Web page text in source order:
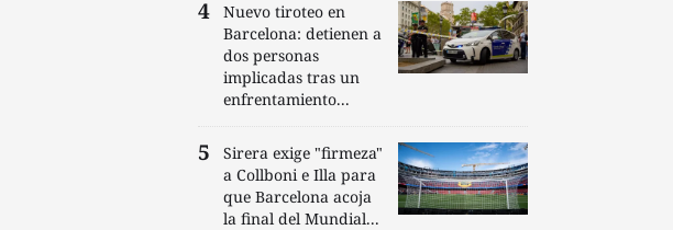
Nuevo tiroteo en
Barcelona: detienen a
dos personas
implicadas tras un
enfrentamiento...
Sirera exige "firmeza"
a Collboni e Illa para
que Barcelona acoja
la final del Mundial...